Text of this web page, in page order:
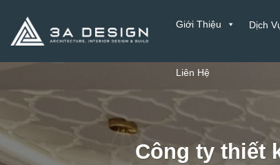
nội
dung
Giới Thiệu Dịch
Liên Hệ
Công ty thiết